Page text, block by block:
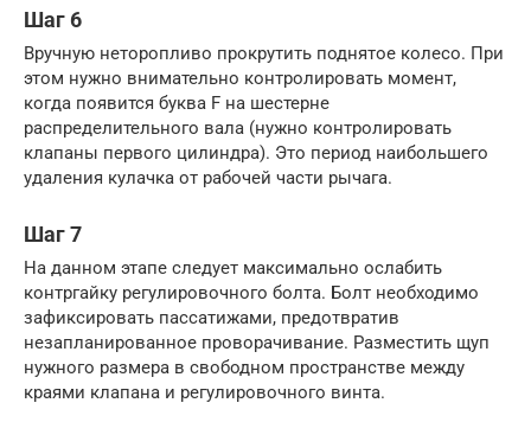
Шаг 6
Вручную неторопливо прокрутить поднятое колесо. При
этом нужно внимательно контролировать момент,
когда появится буква F на шестерне
распределительного вала (нужно контролировать
клапаны первого цилиндра). Это период наибольшего
удаления кулачка от рабочей части рычага.
Шаг 7
На данном этапе следует максимально ослабить
контргайку регулировочного болта. Болт необходимо
зафиксировать пассатижами, предотвратив
незапланированное проворачивание. Разместить щуп
нужного размера в свободном пространстве между
краями клапана и регулировочного винта.